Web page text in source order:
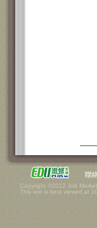
聯
Copyright ©2012 Job
This site is best viewed at